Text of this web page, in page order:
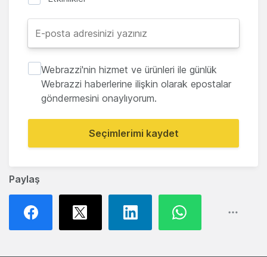
Paylaş
Webrazzi'nin hizmet ve ürünleri ile günlük
Webrazzi haberlerine ilişkin olarak epostalar
göndermesini onaylıyorum.
Seçimlerimi kaydet